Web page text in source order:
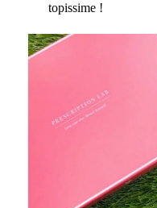
topissime !